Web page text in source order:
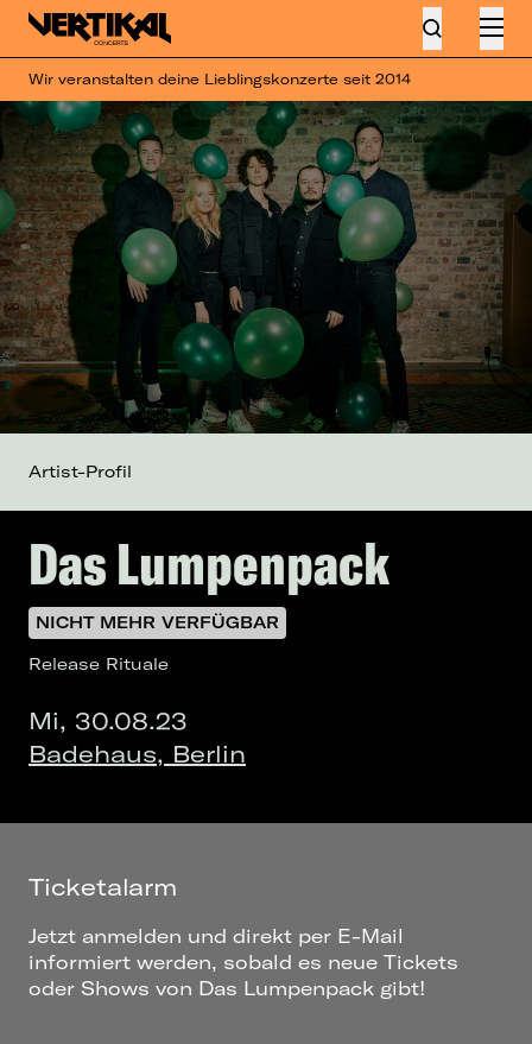
Wir veranstalten deine Lieblingskonzerte seit 2014
Das Lumpenpack
NICHT MEHR VERFÜGBAR
Release Rituale
Mi, 30.08.23
Badehaus, Berlin
Artist-Profil
Ticketalarm
Jetzt anmelden und direkt per E-Mail
informiert werden, sobald es neue Tickets
oder Shows von Das Lumpenpack gibt!